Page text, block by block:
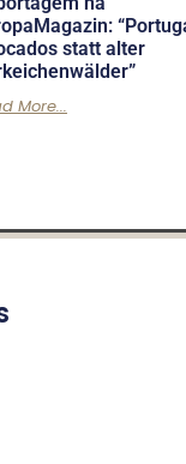
statt alter
More...